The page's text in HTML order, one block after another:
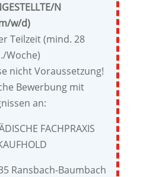
N
w/d)
Teilzeit (mind. 28
Woche)
nicht Voraussetzung!
Bewerbung mit
an:
FACHPRAXIS
Ransbach-Baumbach